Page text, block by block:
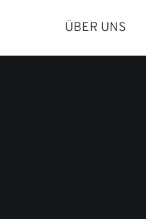
ÜBER UNS